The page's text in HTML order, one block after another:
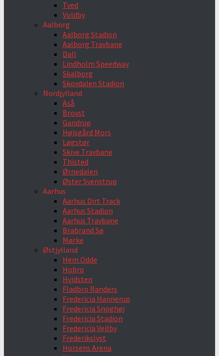
Tved
Voldby
Aalborg
Aalborg Stadion
Aalborg Travbane
Dall
Lindholm Speedway
Skalborg
Skovdalen Stadion
Nordjylland
Aså
Brovst
Gandrup
Højsgård Mors
Løgstør
Skive Travbane
Thisted
Ørnedalen
Øster Svenstrup
Aarhus
Aarhus Dirt Track
Aarhus Stadion
Aarhus Travbane
Brabrand Sø
Mørke
Østjylland
Hem Odde
Hobro
Hvidsten
Fladbro Randers
Fredericia Hannerup
Fredericia Snoghøj
Fredericia Stadion
Fredericia Vejlby
Frederikslyst
Horsens Arena